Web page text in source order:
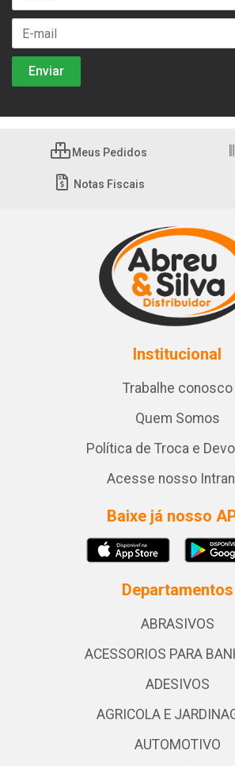
Meus Pedidos
Notas Fiscais
Institucional
Trabalhe conosco
Quem Somos
Política de Troca e
Acesse nosso
Baixe já nosso
Departamentos
ABRASIVOS
ACESSORIOS PARA
ADESIVOS
AGRICOLA E
AUTOMOTIVO